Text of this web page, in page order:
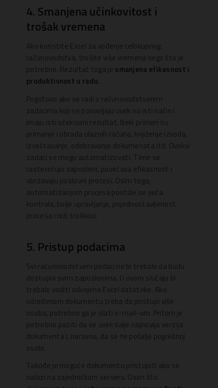
4. Smanjena učinkovitost i
trošak vremena
Ako koristite Excel za vođenje celokupnog
računovodstva, trošite više vremena nego što je
potrebno. Rezultat toga je smanjena efikasnost i
produktivnost u radu.
Pogotovo ako se radi o računovodstvenim
zadacima koji se ponavljaju uvek na isti način i
imaju isti očekivani rezultat. Neki primeri su
primanje i obrada ulaznih računa, knjiženje izvoda,
izveštavanje, odobravanje dokumenata itd. Ovakvi
zadaci se mogu automatizovati. Time se
rasterećuju zaposleni, povećava efikasnost i
ubrzavaju poslovni procesi. Osim toga,
automatizacijom procesa postiže se veća
kontrola, bolje upravljanje, pojednostavljenost
procesa i niži troškovi.
5. Pristup podacima
Svi računovodstveni podaci ne bi trebalo da budu
dostupni svim zaposlenima. U ovom slučaju bi
trebalo voditi odvojene Excel datoteke. Ako
određenom dokumentu treba da pristupi više
osoba, potrebno ga je slati e-mail-om. Pritom je
potrebno paziti da se uvek šalje najnovija verzija
dokumenta i, naravno, da se ne pošalje pogrešnoj
osobi.
Takođe je moguće dokumentu pristupiti ako se
nalazi na zajedničkom serveru. Osim što